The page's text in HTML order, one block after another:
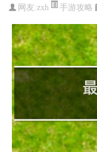
网友:zxh 手游攻略